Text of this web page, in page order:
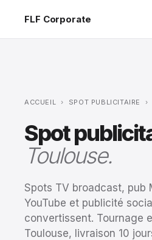
FLF Corporate
ACCUEIL › SPOT PUBLICITAIRE ›
Spot
Toulouse.
Spots TV broadcast, pub
YouTube et publicité
convertissent. Tournage
Toulouse, livraison 10